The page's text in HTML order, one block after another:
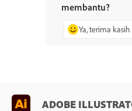
membantu?
Ya, terima kasih
ADOBE